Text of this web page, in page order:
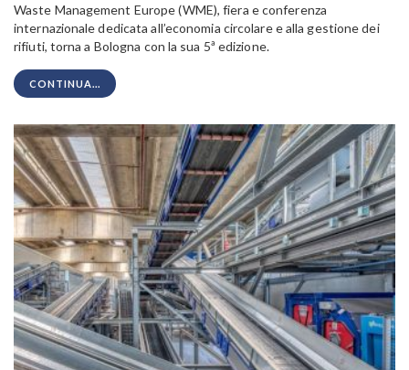
Waste Management Europe (WME), fiera e conferenza
internazionale dedicata all’economia circolare e alla gestione dei
rifiuti, torna a Bologna con la sua 5ª edizione.
CONTINUA...